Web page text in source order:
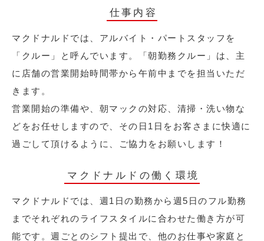
仕事内容
マクドナルドでは、アルバイト・パートスタッフを
「クルー」と呼んでいます。「朝勤務クルー」は、主
に店舗の営業開始時間帯から午前中までを担当いただ
きます。
営業開始の準備や、朝マックの対応、清掃・洗い物な
どをお任せしますので、その日1日をお客さまに快適に
過ごして頂けるように、ご協力をお願いします！
マクドナルドの働く環境
マクドナルドでは、週1日の勤務から週5日のフル勤務
までそれぞれのライフスタイルに合わせた働き方が可
能です。週ごとのシフト提出で、他のお仕事や家庭と